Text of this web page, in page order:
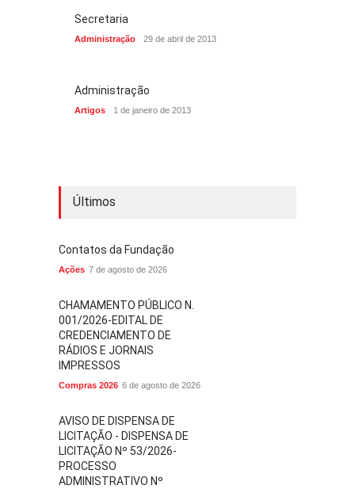
Secretaria
Administração 29 de abril de 2013
Administração
Artigos 1 de janeiro de 2013
Últimos
Contatos da Fundação
Ações 7 de agosto de 2026
CHAMAMENTO PÚBLICO N.
001/2026-EDITAL DE
CREDENCIAMENTO DE
RÁDIOS E JORNAIS
IMPRESSOS
Compras 2026 6 de agosto de 2026
AVISO DE DISPENSA DE
LICITAÇÃO - DISPENSA DE
LICITAÇÃO Nº 53/2026-
PROCESSO
ADMINISTRATIVO Nº